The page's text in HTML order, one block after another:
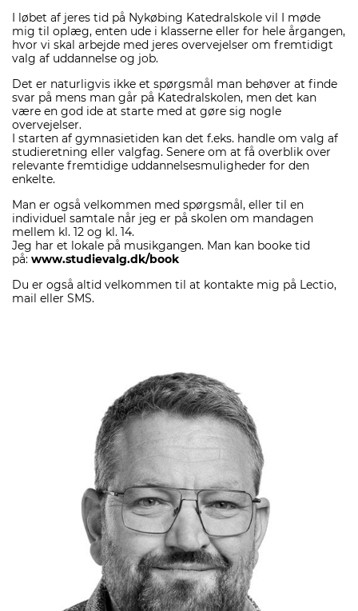
I løbet af jeres tid på Nykøbing Katedralskole vil I møde
mig til oplæg, enten ude i klasserne eller for hele årgangen,
hvor vi skal arbejde med jeres overvejelser om fremtidigt
valg af uddannelse og job.
Det er naturligvis ikke et spørgsmål man behøver at finde
svar på mens man går på Katedralskolen, men det kan
være en god ide at starte med at gøre sig nogle
overvejelser.
I starten af gymnasietiden kan det f.eks. handle om valg af
studieretning eller valgfag. Senere om at få overblik over
relevante fremtidige uddannelsesmuligheder for den
enkelte.
Man er også velkommen med spørgsmål, eller til en
individuel samtale når jeg er på skolen om mandagen
mellem kl. 12 og kl. 14.
Jeg har et lokale på musikgangen. Man kan booke tid
på: www.studievalg.dk/book
Du er også altid velkommen til at kontakte mig på Lectio,
mail eller SMS.